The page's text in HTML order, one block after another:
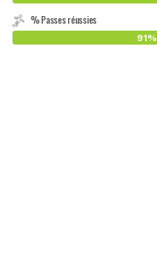
% Passes réussies
91%